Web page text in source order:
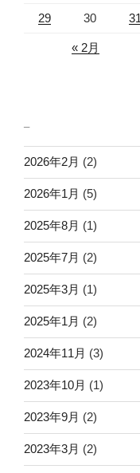
29 30 31
« 2月
2026年2月 (2)
2026年1月 (5)
2025年8月 (1)
2025年7月 (2)
2025年3月 (1)
2025年1月 (2)
2024年11月 (3)
2023年10月 (1)
2023年9月 (2)
2023年3月 (2)